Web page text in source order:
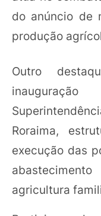
do anúncio de
produção
Outro
Roraima,
execução das
agricultura